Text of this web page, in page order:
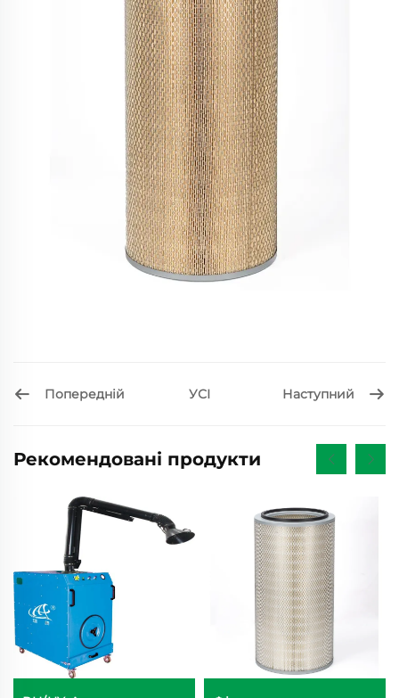
Попередній УСІ Наступний
Рекомендовані продукти